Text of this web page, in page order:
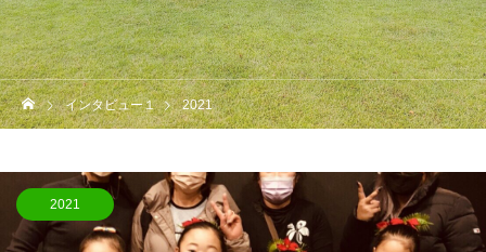
インタビュー１ 2021
2021